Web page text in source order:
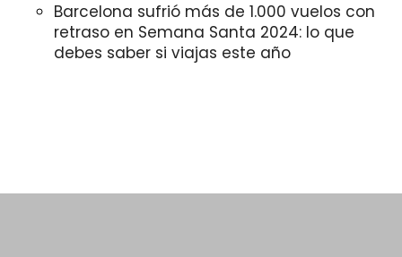
Barcelona sufrió más de 1.000 vuelos con
retraso en Semana Santa 2024: lo que
debes saber si viajas este año